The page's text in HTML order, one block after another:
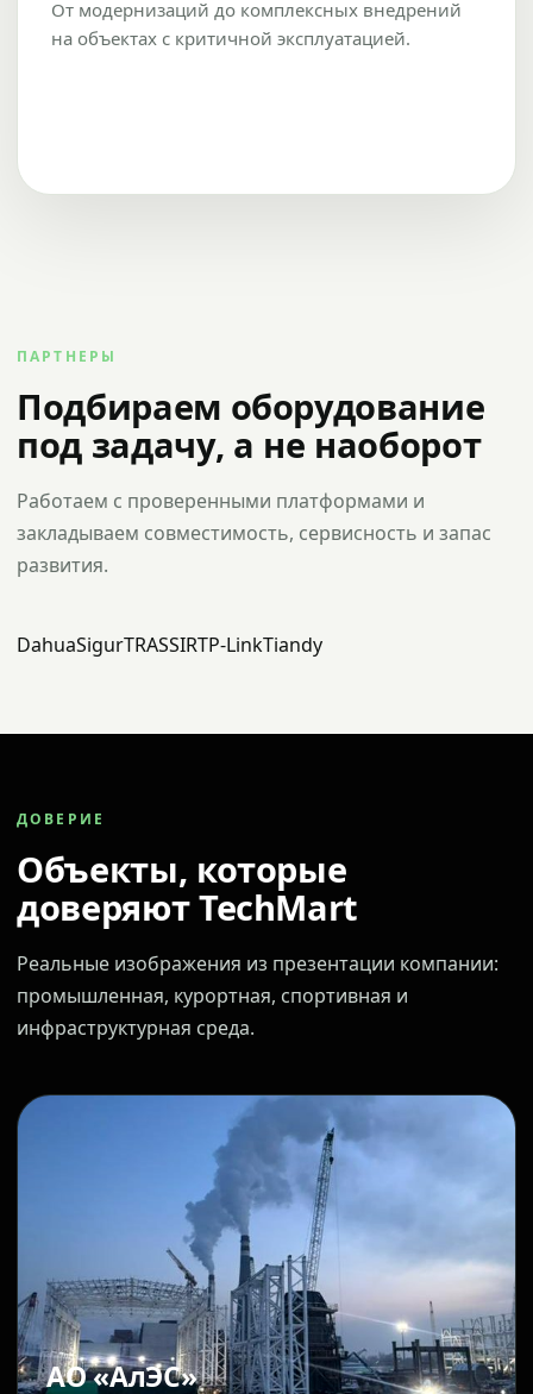
От модернизаций до комплексных внедрений
на объектах с критичной эксплуатацией.
ПАРТНЕРЫ
Подбираем оборудование
под задачу, а не наоборот
Работаем с проверенными платформами и
закладываем совместимость, сервисность и запас
развития.
DahuaSigurTRASSIRTP-LinkTiandy
ДОВЕРИЕ
Объекты, которые
доверяют TechMart
Реальные изображения из презентации компании:
промышленная, курортная, спортивная и
инфраструктурная среда.
АО «АлЭС»